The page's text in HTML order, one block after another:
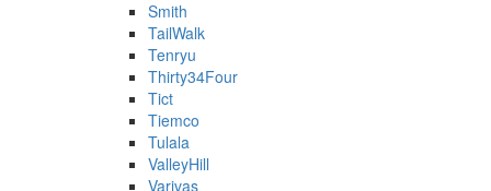
Smith
TailWalk
Tenryu
Thirty34Four
Tict
Tiemco
Tulala
ValleyHill
Varivas